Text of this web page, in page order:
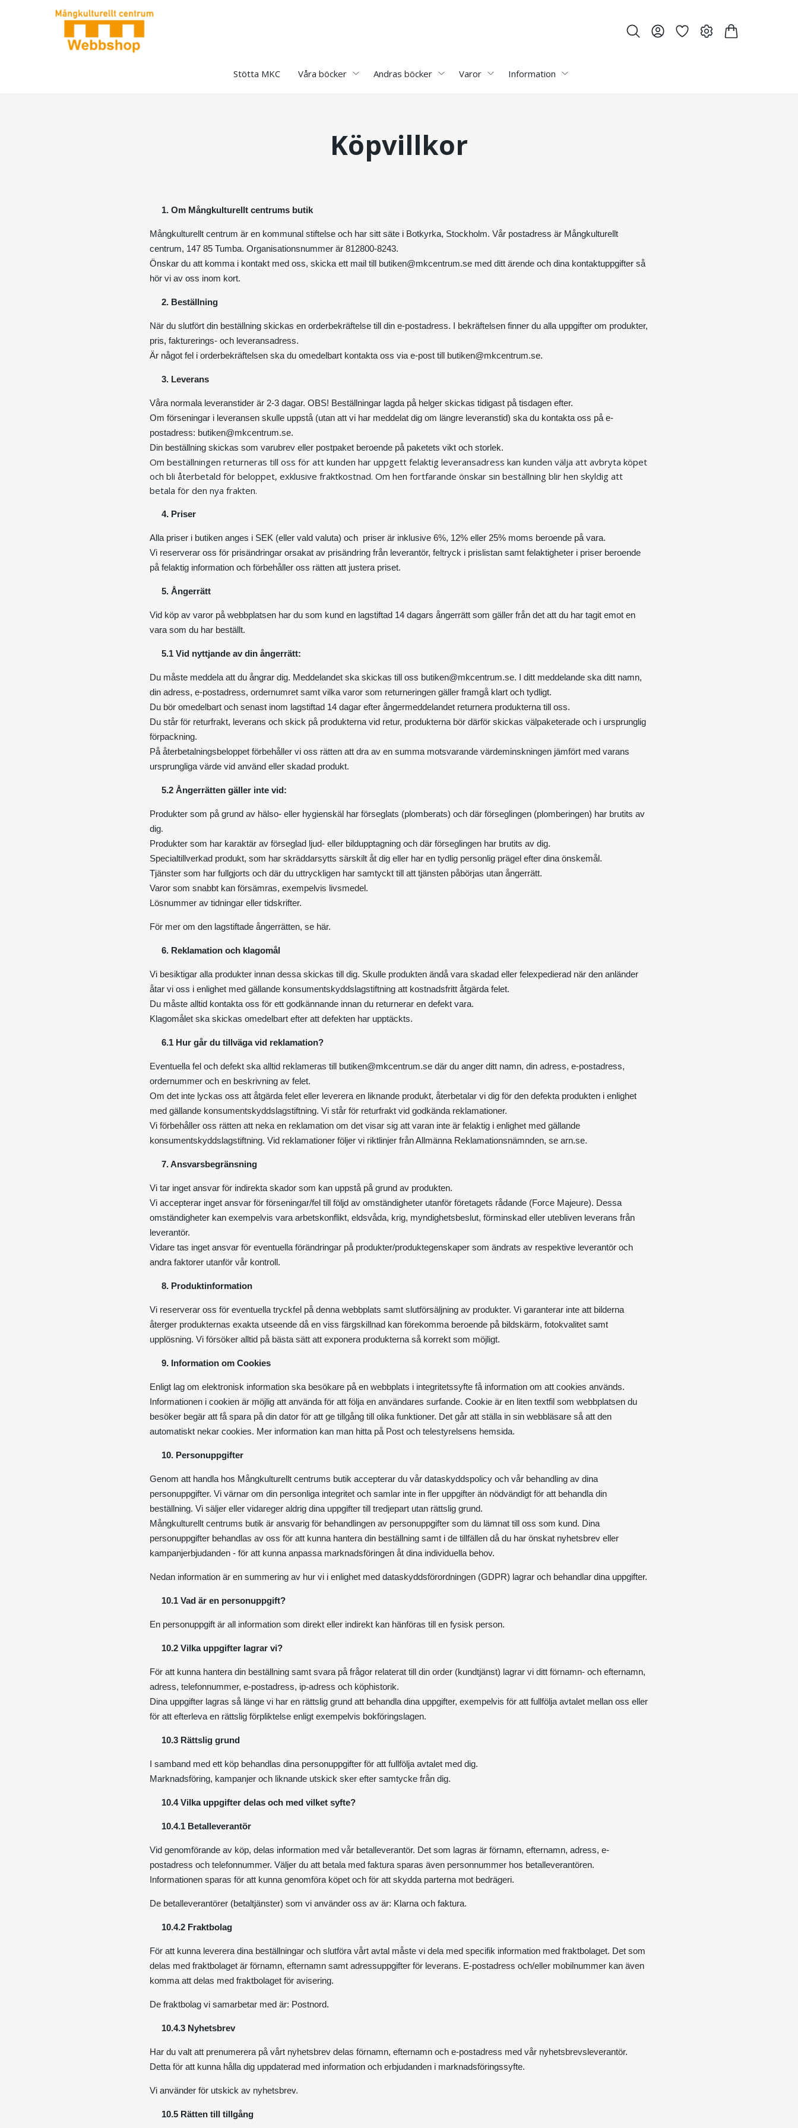
Stötta MKC Våra böcker Andras böcker Varor Information
Köpvillkor
1. Om Mångkulturellt centrums butik
Mångkulturellt centrum är en kommunal stiftelse och har sitt säte i Botkyrka, Stockholm. Vår postadress är Mångkulturellt
centrum, 147 85 Tumba. Organisationsnummer är 812800-8243.
Önskar du att komma i kontakt med oss, skicka ett mail till butiken@mkcentrum.se med ditt ärende och dina kontaktuppgifter så
hör vi av oss inom kort.
2. Beställning
När du slutfört din beställning skickas en orderbekräftelse till din e-postadress. I bekräftelsen finner du alla uppgifter om produkter,
pris, fakturerings- och leveransadress.
Är något fel i orderbekräftelsen ska du omedelbart kontakta oss via e-post till butiken@mkcentrum.se.
3. Leverans
Våra normala leveranstider är 2-3 dagar. OBS! Beställningar lagda på helger skickas tidigast på tisdagen efter.
Om förseningar i leveransen skulle uppstå (utan att vi har meddelat dig om längre leveranstid) ska du kontakta oss på e-
postadress: butiken@mkcentrum.se.
Din beställning skickas som varubrev eller postpaket beroende på paketets vikt och storlek.
Om beställningen returneras till oss för att kunden har uppgett felaktig leveransadress kan kunden välja att avbryta köpet
och bli återbetald för beloppet, exklusive fraktkostnad. Om hen fortfarande önskar sin beställning blir hen skyldig att
betala för den nya frakten.
4. Priser
Alla priser i butiken anges i SEK (eller vald valuta) och priser är inklusive 6%, 12% eller 25% moms beroende på vara.
Vi reserverar oss för prisändringar orsakat av prisändring från leverantör, feltryck i prislistan samt felaktigheter i priser beroende
på felaktig information och förbehåller oss rätten att justera priset.
5. Ångerrätt
Vid köp av varor på webbplatsen har du som kund en lagstiftad 14 dagars ångerrätt som gäller från det att du har tagit emot en
vara som du har beställt.
5.1 Vid nyttjande av din ångerrätt:
Du måste meddela att du ångrar dig. Meddelandet ska skickas till oss butiken@mkcentrum.se. I ditt meddelande ska ditt namn,
din adress, e-postadress, ordernumret samt vilka varor som returneringen gäller framgå klart och tydligt.
Du bör omedelbart och senast inom lagstiftad 14 dagar efter ångermeddelandet returnera produkterna till oss.
Du står för returfrakt, leverans och skick på produkterna vid retur, produkterna bör därför skickas välpaketerade och i ursprunglig
förpackning.
På återbetalningsbeloppet förbehåller vi oss rätten att dra av en summa motsvarande värdeminskningen jämfört med varans
ursprungliga värde vid använd eller skadad produkt.
5.2 Ångerrätten gäller inte vid:
Produkter som på grund av hälso- eller hygienskäl har förseglats (plomberats) och där förseglingen (plomberingen) har brutits av
dig.
Produkter som har karaktär av förseglad ljud- eller bildupptagning och där förseglingen har brutits av dig.
Specialtillverkad produkt, som har skräddarsytts särskilt åt dig eller har en tydlig personlig prägel efter dina önskemål.
Tjänster som har fullgjorts och där du uttryckligen har samtyckt till att tjänsten påbörjas utan ångerrätt.
Varor som snabbt kan försämras, exempelvis livsmedel.
Lösnummer av tidningar eller tidskrifter.
För mer om den lagstiftade ångerrätten, se här.
6. Reklamation och klagomål
Vi besiktigar alla produkter innan dessa skickas till dig. Skulle produkten ändå vara skadad eller felexpedierad när den anländer
åtar vi oss i enlighet med gällande konsumentskyddslagstiftning att kostnadsfritt åtgärda felet.
Du måste alltid kontakta oss för ett godkännande innan du returnerar en defekt vara.
Klagomålet ska skickas omedelbart efter att defekten har upptäckts.
6.1 Hur går du tillväga vid reklamation?
Eventuella fel och defekt ska alltid reklameras till butiken@mkcentrum.se där du anger ditt namn, din adress, e-postadress,
ordernummer och en beskrivning av felet.
Om det inte lyckas oss att åtgärda felet eller leverera en liknande produkt, återbetalar vi dig för den defekta produkten i enlighet
med gällande konsumentskyddslagstiftning. Vi står för returfrakt vid godkända reklamationer.
Vi förbehåller oss rätten att neka en reklamation om det visar sig att varan inte är felaktig i enlighet med gällande
konsumentskyddslagstiftning. Vid reklamationer följer vi riktlinjer från Allmänna Reklamationsnämnden, se arn.se.
7. Ansvarsbegränsning
Vi tar inget ansvar för indirekta skador som kan uppstå på grund av produkten.
Vi accepterar inget ansvar för förseningar/fel till följd av omständigheter utanför företagets rådande (Force Majeure). Dessa
omständigheter kan exempelvis vara arbetskonflikt, eldsvåda, krig, myndighetsbeslut, förminskad eller utebliven leverans från
leverantör.
Vidare tas inget ansvar för eventuella förändringar på produkter/produktegenskaper som ändrats av respektive leverantör och
andra faktorer utanför vår kontroll.
8. Produktinformation
Vi reserverar oss för eventuella tryckfel på denna webbplats samt slutförsäljning av produkter. Vi garanterar inte att bilderna
återger produkternas exakta utseende då en viss färgskillnad kan förekomma beroende på bildskärm, fotokvalitet samt
upplösning. Vi försöker alltid på bästa sätt att exponera produkterna så korrekt som möjligt.
9. Information om Cookies
Enligt lag om elektronisk information ska besökare på en webbplats i integritetssyfte få information om att cookies används.
Informationen i cookien är möjlig att använda för att följa en användares surfande. Cookie är en liten textfil som webbplatsen du
besöker begär att få spara på din dator för att ge tillgång till olika funktioner. Det går att ställa in sin webbläsare så att den
automatiskt nekar cookies. Mer information kan man hitta på Post och telestyrelsens hemsida.
10. Personuppgifter
Genom att handla hos Mångkulturellt centrums butik accepterar du vår dataskyddspolicy och vår behandling av dina
personuppgifter. Vi värnar om din personliga integritet och samlar inte in fler uppgifter än nödvändigt för att behandla din
beställning. Vi säljer eller vidareger aldrig dina uppgifter till tredjepart utan rättslig grund.
Mångkulturellt centrums butik är ansvarig för behandlingen av personuppgifter som du lämnat till oss som kund. Dina
personuppgifter behandlas av oss för att kunna hantera din beställning samt i de tillfällen då du har önskat nyhetsbrev eller
kampanjerbjudanden - för att kunna anpassa marknadsföringen åt dina individuella behov.
Nedan information är en summering av hur vi i enlighet med dataskyddsförordningen (GDPR) lagrar och behandlar dina uppgifter.
10.1 Vad är en personuppgift?
En personuppgift är all information som direkt eller indirekt kan hänföras till en fysisk person.
10.2 Vilka uppgifter lagrar vi?
För att kunna hantera din beställning samt svara på frågor relaterat till din order (kundtjänst) lagrar vi ditt förnamn- och efternamn,
adress, telefonnummer, e-postadress, ip-adress och köphistorik.
Dina uppgifter lagras så länge vi har en rättslig grund att behandla dina uppgifter, exempelvis för att fullfölja avtalet mellan oss eller
för att efterleva en rättslig förpliktelse enligt exempelvis bokföringslagen.
10.3 Rättslig grund
I samband med ett köp behandlas dina personuppgifter för att fullfölja avtalet med dig.
Marknadsföring, kampanjer och liknande utskick sker efter samtycke från dig.
10.4 Vilka uppgifter delas och med vilket syfte?
10.4.1 Betalleverantör
Vid genomförande av köp, delas information med vår betalleverantör. Det som lagras är förnamn, efternamn, adress, e-
postadress och telefonnummer. Väljer du att betala med faktura sparas även personnummer hos betalleverantören.
Informationen sparas för att kunna genomföra köpet och för att skydda parterna mot bedrägeri.
De betalleverantörer (betaltjänster) som vi använder oss av är: Klarna och faktura.
10.4.2 Fraktbolag
För att kunna leverera dina beställningar och slutföra vårt avtal måste vi dela med specifik information med fraktbolaget. Det som
delas med fraktbolaget är förnamn, efternamn samt adressuppgifter för leverans. E-postadress och/eller mobilnummer kan även
komma att delas med fraktbolaget för avisering.
De fraktbolag vi samarbetar med är: Postnord.
10.4.3 Nyhetsbrev
Har du valt att prenumerera på vårt nyhetsbrev delas förnamn, efternamn och e-postadress med vår nyhetsbrevsleverantör.
Detta för att kunna hålla dig uppdaterad med information och erbjudanden i marknadsföringssyfte.
Vi använder för utskick av nyhetsbrev.
10.5 Rätten till tillgång